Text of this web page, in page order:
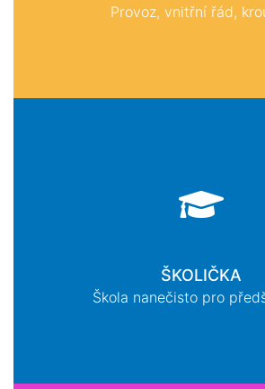
Provoz, vnitřní řád,
ŠKOLIČKA
Škola nanečisto pro